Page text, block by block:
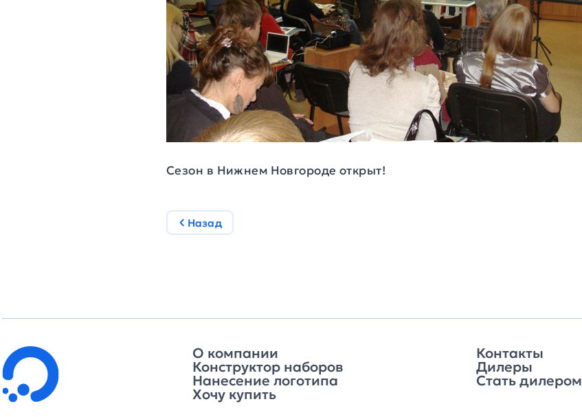
Сезон в Нижнем Новгороде открыт!
Назад
О компании
Конструктор наборов
Нанесение логотипа
Хочу купить
Контакты
Дилеры
Стать дилером